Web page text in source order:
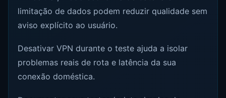
limitação de dados podem reduzir qualidade sem
aviso explícito ao usuário.
Desativar VPN durante o teste ajuda a isolar
problemas reais de rota e latência da sua
conexão doméstica.